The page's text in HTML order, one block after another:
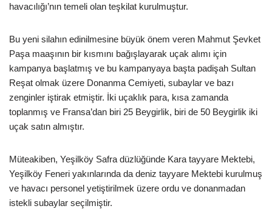
havacılığı’nın temeli olan teşkilat kurulmuştur.
Bu yeni silahın edinilmesine büyük önem veren Mahmut Şevket
Paşa maaşının bir kısmını bağışlayarak uçak alımı için
kampanya başlatmış ve bu kampanyaya başta padişah Sultan
Reşat olmak üzere Donanma Cemiyeti, subaylar ve bazı
zenginler iştirak etmiştir. İki uçaklık para, kısa zamanda
toplanmış ve Fransa’dan biri 25 Beygirlik, biri de 50 Beygirlik iki
uçak satın almıştır.
Müteakiben, Yeşilköy Safra düzlüğünde Kara tayyare Mektebi,
Yeşilköy Feneri yakınlarında da deniz tayyare Mektebi kurulmuş
ve havacı personel yetiştirilmek üzere ordu ve donanmadan
istekli subaylar seçilmiştir.